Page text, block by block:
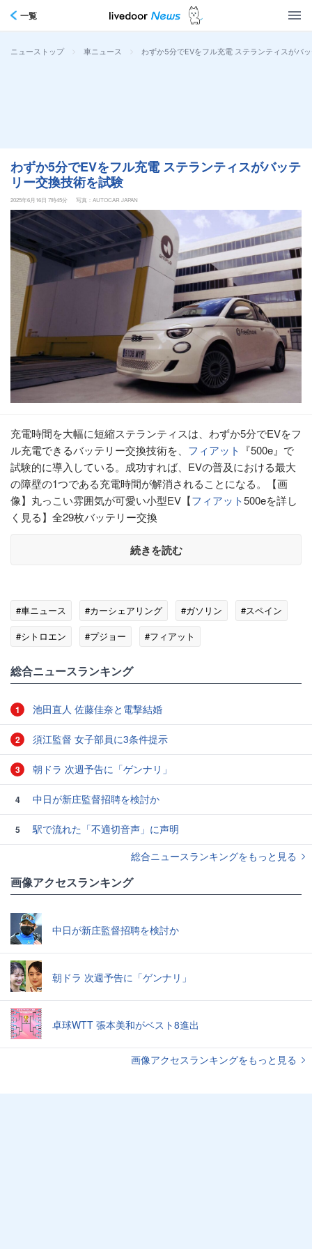
一覧
ニューストップ > 車ニュース > わずか5分でEVをフル充電 ステランティスがバ
わずか5分でEVをフル充電 ステランティスがバッテ
リー交換技術を試験
2025年6月16日 7時45分 写真：AUTOCAR JAPAN
充電時間を大幅に短縮ステランティスは、わずか5分でEVをフ
ル充電できるバッテリー交換技術を、 フィアット 『500e』で
試験的に導入している。成功すれば、EVの普及における最大
の障壁の1つである充電時間が解消されることになる。【画
像】丸っこい雰囲気が可愛い小型EV【フィアット500eを詳し
く見る】全29枚バッテリー交換
続きを読む
#車ニュース #カーシェアリング #ガソリン
#スペイン
#シトロエン
#プジョー #フィアット
総合ニュースランキング
1 池田直人 佐藤佳奈と電撃結婚
2 須江監督 女子部員に3条件提示
3 朝ドラ 次週予告に「ゲンナリ」
4 中日が新庄監督招聘を検討か
5
駅で流れた「不適切音声」に声明
総合ニュースランキングをもっと見る
画像アクセスランキング
中日が新庄監督招聘を検討か
朝ドラ 次週予告に「ゲンナリ」
卓球WTT 張本美和がベスト8進出
画像アクセスランキングをもっと見る